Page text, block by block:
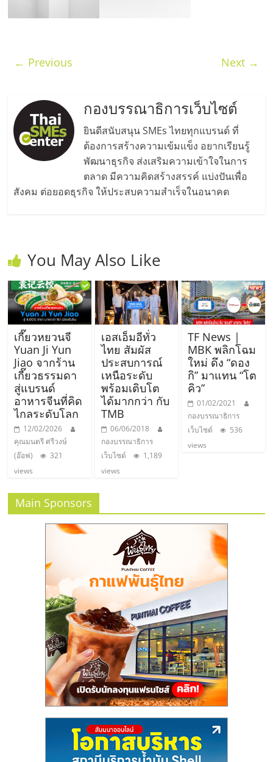
เอ
ส
เอ็
มอี
ไทย,
แฟ
รน
ไชส์,
ที่
ปรึกษา
แฟ
รน
ไชส์,
รวม
แฟ
ไชส์
ขาย
แฟ
← Previous Next →
กองบรรณาธิการเว็บไซต์
ยินดีสนับสนุน SMEs ไทยทุกแบรนด์ ที่
ต้องการสร้างความเข้มแข็ง อยากเรียนรู้
พัฒนาธุรกิจ ส่งเสริมความเข้าใจในการ
ตลาด มีความคิดสร้างสรรค์ แบ่งปันเพื่อ
สังคม ต่อยอดธุรกิจ ให้ประสบความสำเร็จในอนาคต
You May Also Like
เกี๊ยวหยวนจี
Yuan Ji Yun
Jiao จากร้าน
เกี๊ยวธรรมดา
สู่แบรนด์
อาหารจีนที่คิด
ไกลระดับโลก
12/02/2026
คุณมนตรี ศรีวงษ์
(อ๊อฟ)
321
views
เอสเอ็มอีทั่ว
ไทย สัมผัส
ประสบการณ์
เหนือระดับ
พร้อมเติบโต
ได้มากกว่า กับ
TMB
06/06/2018
กองบรรณาธิการ
เว็บไซต์
1,189
views
TF News |
MBK พลิกโฉม
ใหม่ ดึง “ดอง
กิ” มาแทน “โต
คิว”
01/02/2021
กองบรรณาธิการ
เว็บไซต์
536
views
Main Sponsors